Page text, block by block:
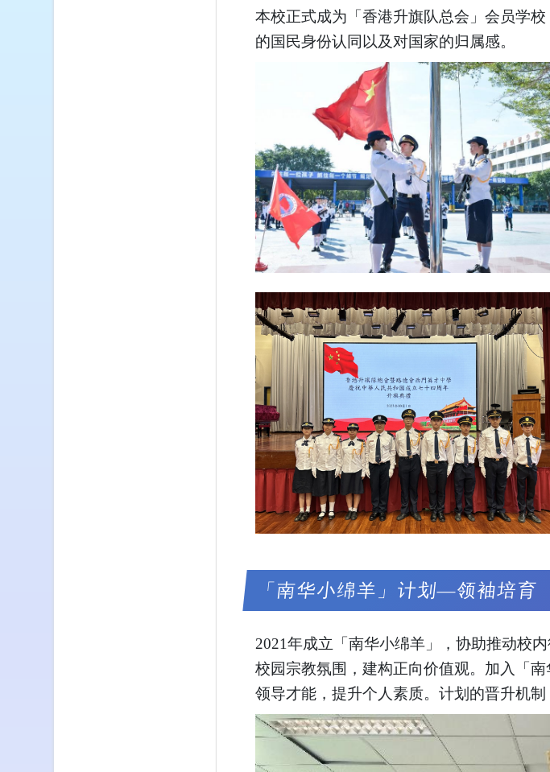
本校正式成为「香港升旗队总会」会员学
的国民身份认同以及对国家的归属感。
「南华小绵羊」计划—领袖培育
2021年成立「南华小绵羊」，协助推动校
校园宗教氛围，建构正向价值观。加入「
领导才能，提升个人素质。计划的晋升机